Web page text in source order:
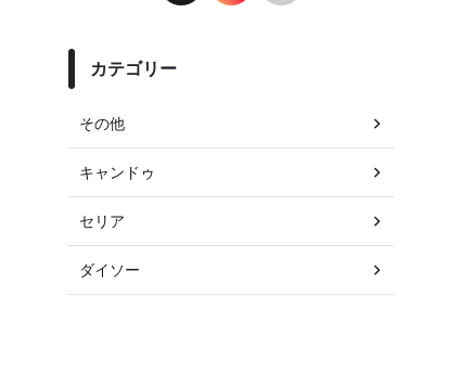
カテゴリー
その他
キャンドゥ
セリア
ダイソー